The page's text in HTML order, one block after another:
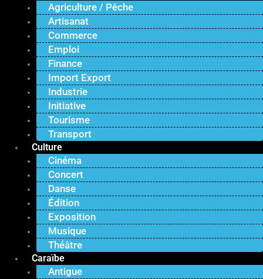
Agriculture / Pêche
Artisanat
Commerce
Emploi
Finance
Import Export
Industrie
Initiative
Tourisme
Transport
Culture
Cinéma
Concert
Danse
Édition
Exposition
Musique
Théâtre
Caraïbe
Antigue